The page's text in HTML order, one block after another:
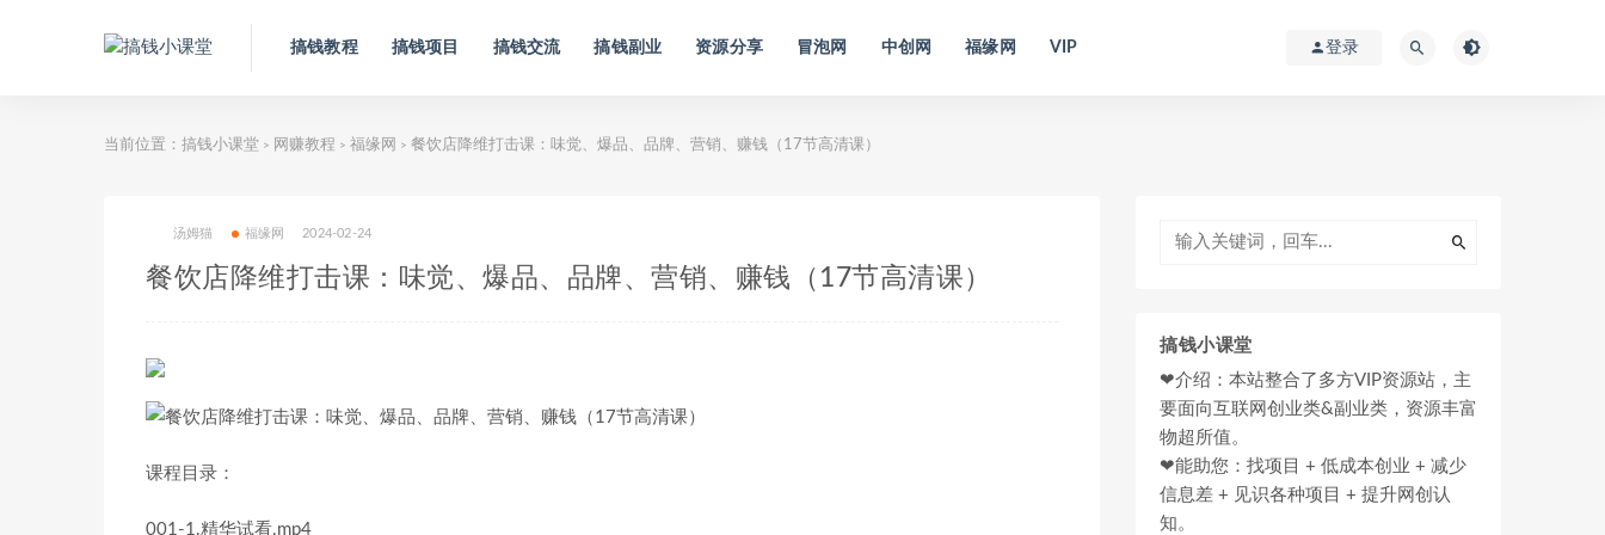
搞钱教程 搞钱项目 搞钱交流 搞钱副业 资源分享 冒泡网 中创网 福缘网 VIP 登录
当前位置： 搞钱小课堂 > 网赚教程 > 福缘网 > 餐饮店降维打击课：味觉、爆品、品牌、营销、赚钱（17节高清课）
汤姆猫 福缘网 2024-02-24
餐饮店降维打击课：味觉、爆品、品牌、营销、赚钱（17节高清课）
课程目录：
001-1.精华试看.mp4
搞钱小课堂
❤介绍：本站整合了多方VIP资源站，主
要面向互联网创业类&副业类，资源丰富
物超所值。
❤能助您：找项目 + 低成本创业 + 减少
信息差 + 见识各种项目 + 提升网创认
知。